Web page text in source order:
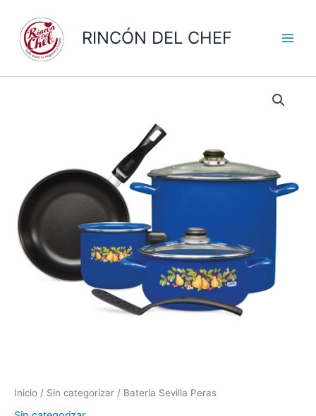
contenido
RINCÓN DEL CHEF
Inicio / Sin categorizar / Batería Sevilla Peras